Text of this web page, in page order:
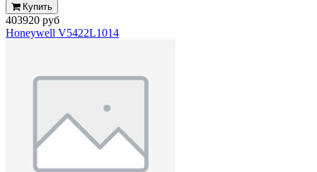
Купить
403920 руб
Honeywell V5422L1014